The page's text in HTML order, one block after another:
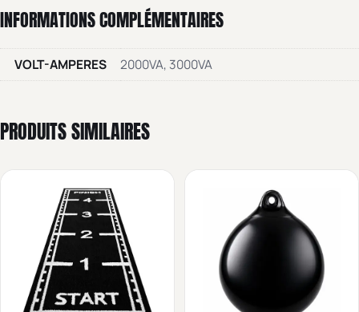
INFORMATIONS COMPLÉMENTAIRES
VOLT-AMPERES 2000VA, 3000VA
PRODUITS SIMILAIRES